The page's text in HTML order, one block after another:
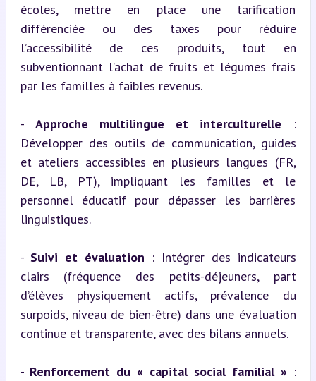
écoles, mettre en place une tarification
différenciée ou des taxes pour réduire
l’accessibilité de ces produits, tout en
subventionnant l’achat de fruits et légumes frais
par les familles à faibles revenus.
- Approche multilingue et interculturelle :
Développer des outils de communication, guides
et ateliers accessibles en plusieurs langues (FR,
DE, LB, PT), impliquant les familles et le
personnel éducatif pour dépasser les barrières
linguistiques.
- Suivi et évaluation : Intégrer des indicateurs
clairs (fréquence des petits-déjeuners, part
d’élèves physiquement actifs, prévalence du
surpoids, niveau de bien-être) dans une évaluation
continue et transparente, avec des bilans annuels.
- Renforcement du « capital social familial » :